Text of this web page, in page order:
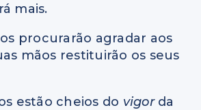
mais.
procurarão agradar aos
mãos restituirão os seus
estão cheios do vigor da